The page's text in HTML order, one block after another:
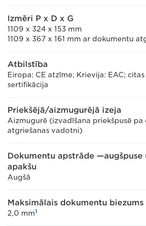
Izmēri P x D x G
1109 x 324 x 153 mm
1109 x 367 x 161 mm ar dokumentu
Atbilstība
Eiropa: CE atzīme; Krievija: EAC; citas
sertifikācija
Priekšējā/aizmugurējā izeja
Aizmugurē (izvadīšana priekšpusē pa
atgriešanas vadotni)
Dokumentu apstrāde —augšpuse
apakšu
Augšā
Maksimālais dokumentu biezums
2,0 mm1